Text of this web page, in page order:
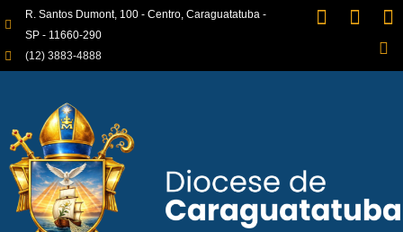
R. Santos Dumont, 100 - Centro, Caraguatatuba -
SP - 11660-290
(12) 3883-4888